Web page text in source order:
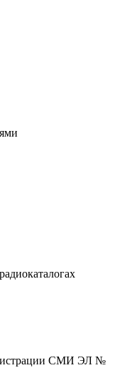
СМИ ЭЛ №